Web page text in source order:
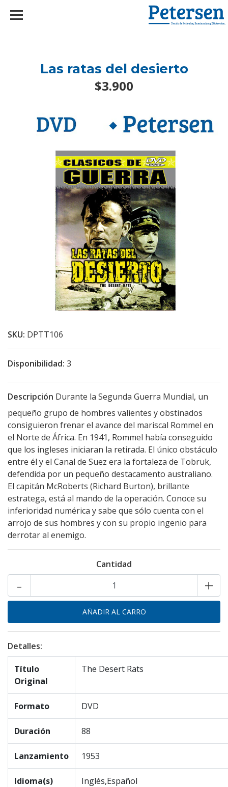
Las ratas del desierto
$3.900
SKU: DPTT106
Disponibilidad: 3
Descripción Durante la Segunda Guerra Mundial, un
pequeño grupo de hombres valientes y obstinados
consiguieron frenar el avance del mariscal Rommel en
el Norte de África. En 1941, Rommel había conseguido
que los ingleses iniciaran la retirada. El único obstáculo
entre él y el Canal de Suez era la fortaleza de Tobruk,
defendida por un pequeño destacamento australiano.
El capitán McRoberts (Richard Burton), brillante
estratega, está al mando de la operación. Conoce su
inferioridad numérica y sabe que sólo cuenta con el
arrojo de sus hombres y con su propio ingenio para
derrotar al enemigo.
Cantidad
+
-
Detalles:
Título
Original
The Desert Rats
Formato DVD
Duración 88
Lanzamiento 1953
Idioma(s) Inglés,Español